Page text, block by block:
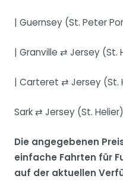
| Guernsey (St. Peter
| Granville ⇄ Jersey (St.
| Carteret ⇄ Jersey (St.
Sark ⇄ Jersey (St. Helier)
Die angegebenen
einfache Fahrten für
auf der aktuellen